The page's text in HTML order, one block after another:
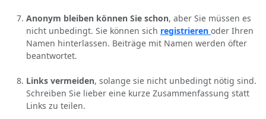
Anonym bleiben können Sie schon, aber Sie müssen es
nicht unbedingt. Sie können sich registrieren oder Ihren
Namen hinterlassen. Beiträge mit Namen werden öfter
beantwortet.
Links vermeiden, solange sie nicht unbedingt nötig sind.
Schreiben Sie lieber eine kurze Zusammenfassung statt
Links zu teilen.